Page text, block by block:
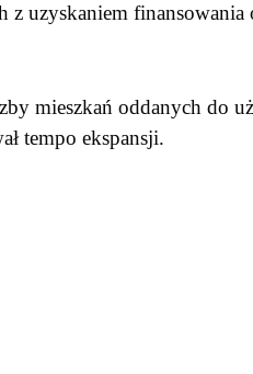
z uzyskaniem
mieszkań oddanych do
tempo ekspansji.